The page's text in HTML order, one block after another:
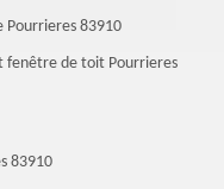
83910
fenêtre de toit Pourrieres
83910